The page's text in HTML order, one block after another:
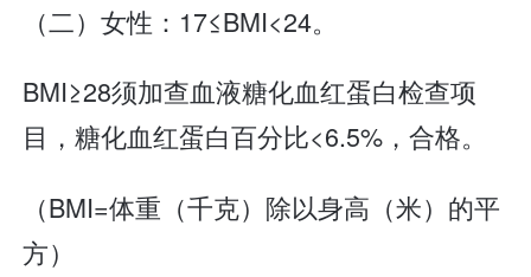
（二）女性：17≤BMI<24。
BMI≥28须加查血液糖化血红蛋白检查项
目，糖化血红蛋白百分比<6.5%，合格。
（BMI=体重（千克）除以身高（米）的平
方）